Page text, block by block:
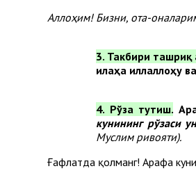
Аллоҳим! Бизни, ота-
3. Такбири ташриқ
илаҳа иллаллоҳу
4. Рўза тутиш.
кунининг рўзаси
Муслим ривояти).
Ғафлатда қолманг! Арафа